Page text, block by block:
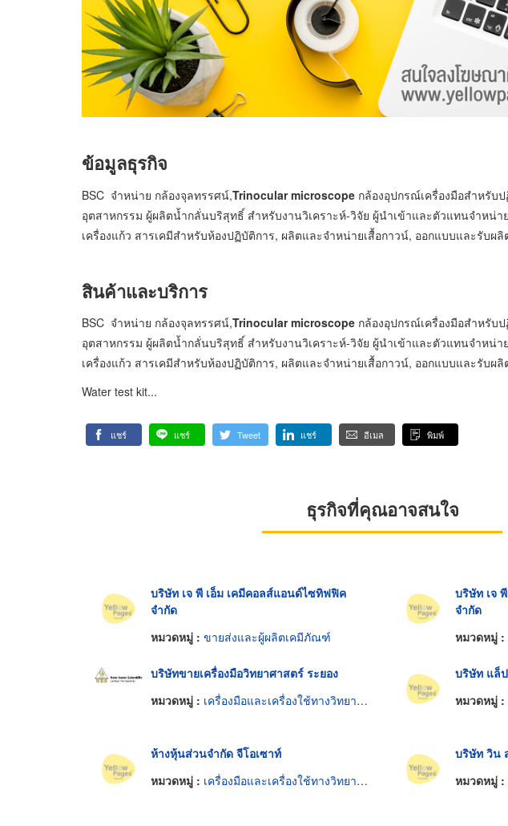
ข้อมูลธุรกิจ
BSC จำหน่าย กล้องจุลทรรศน์,Trinocular microscope กล้องอุปกรณ์เครื่องมือสำหรับ
อุตสาหกรรม ผู้ผลิตน้ำกลั่นบริสุทธิ์ สำหรับงานวิเคราะห์-วิจัย ผู้นำเข้าและตัวแทนจำหน่
เครื่องแก้ว สารเคมีสำหรับห้องปฏิบัติการ, ผลิตและจำหน่ายเสื้อกาวน์, ออกแบบและรับผลิ
สินค้าและบริการ
BSC จำหน่าย กล้องจุลทรรศน์,Trinocular microscope กล้องอุปกรณ์เครื่องมือสำหรับ
อุตสาหกรรม ผู้ผลิตน้ำกลั่นบริสุทธิ์ สำหรับงานวิเคราะห์-วิจัย ผู้นำเข้าและตัวแทนจำหน่
เครื่องแก้ว สารเคมีสำหรับห้องปฏิบัติการ, ผลิตและจำหน่ายเสื้อกาวน์, ออกแบบและรับผลิ
Water test kit...
แชร์ แชร์ Tweet แชร์ อีเมล พิมพ์
ธุรกิจที่คุณอาจสนใจ
บริษัท เจ พี เอ็ม เคมีคอลส์แอนด์ไซทิฟฟิค
จำกัด
หมวดหมู่ : ขายส่งและผู้ผลิตเคมีภัณฑ์
บริษัท เจ
จำกัด
หมวดหมู่ :
บริษัทขายเครื่องมือวิทยาศาสตร์ ระยอง
หมวดหมู่ : เครื่องมือและเครื่องใช้ทางวิทยาศาสตร์
บริษัท แล็
หมวดหมู่ :
ห้างหุ้นส่วนจำกัด จีโอเซาท์
หมวดหมู่ : เครื่องมือและเครื่องใช้ทางวิทยาศาสตร์
บริษัท วิน
หมวดหมู่ :